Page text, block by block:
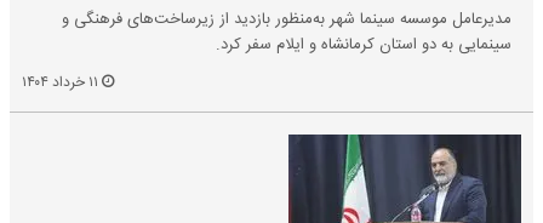
مدیرعامل موسسه سینما شهر به‌منظور بازدید از زیرساخت‌های فرهنگی و
سینمایی به دو استان کرمانشاه و ایلام سفر کرد.